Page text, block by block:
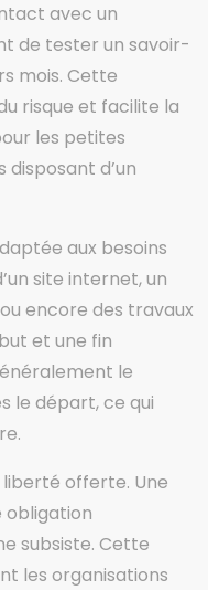
avec un
de tester un savoir-
mois. Cette
risque et facilite la
les petites
d’un
aux besoins
site internet, un
encore des travaux
et une fin
le
le départ, ce qui
liberté offerte. Une
obligation
subsiste. Cette
les organisations